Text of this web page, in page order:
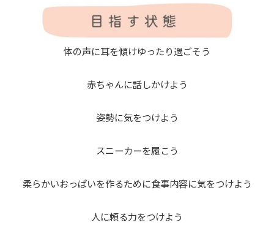
体の声に耳を傾けゆったり過ごそう
赤ちゃんに話しかけよう
姿勢に気をつけよう
スニーカーを履こう
柔らかいおっぱいを作るために食事内容に気をつけよう
人に頼る力をつけよう